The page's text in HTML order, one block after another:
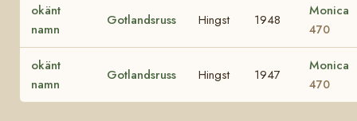
okänt
namn
Gotlandsruss Hingst 1948
Monica
470
okänt
namn
Gotlandsruss Hingst 1947
Monica
470